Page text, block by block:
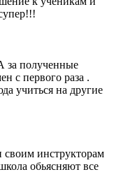
за полученные
с первого раза .
учиться на другие
своим инструкторам
обьясняют все